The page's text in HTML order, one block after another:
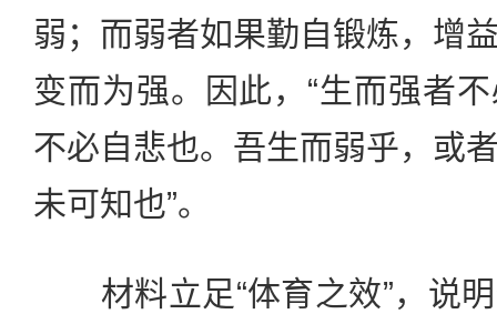
弱；而弱者如果勤自锻炼，增
变而为强。因此，“生而强者
不必自悲也。吾生而弱乎，或
未可知也”。
材料立足“体育之效”，说明